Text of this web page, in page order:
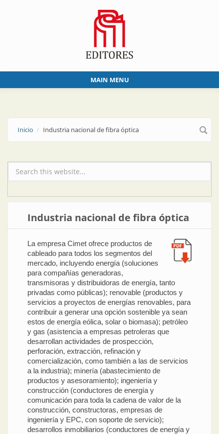
MAIN MENU
Inicio Industria nacional de fibra óptica
Formulario de búsqueda
Industria nacional de fibra óptica
La empresa Cimet ofrece productos de
cableado para todos los segmentos del
mercado, incluyendo energía (soluciones
para compañías generadoras,
transmisoras y distribuidoras de energía, tanto
privadas como públicas); renovable (productos y
servicios a proyectos de energías renovables, para
contribuir a generar una opción sostenible ya sean
estos de energía eólica, solar o biomasa); petróleo
y gas (asistencia a empresas petroleras que
desarrollan actividades de prospección,
perforación, extracción, refinación y
comercialización, como también a las de servicios
a la industria); minería (abastecimiento de
productos y asesoramiento); ingeniería y
construcción (conductores de energía y
comunicación para toda la cadena de valor de la
construcción, constructoras, empresas de
ingeniería y EPC, con soporte de servicio);
desarrollos inmobiliarios (conductores de energía y